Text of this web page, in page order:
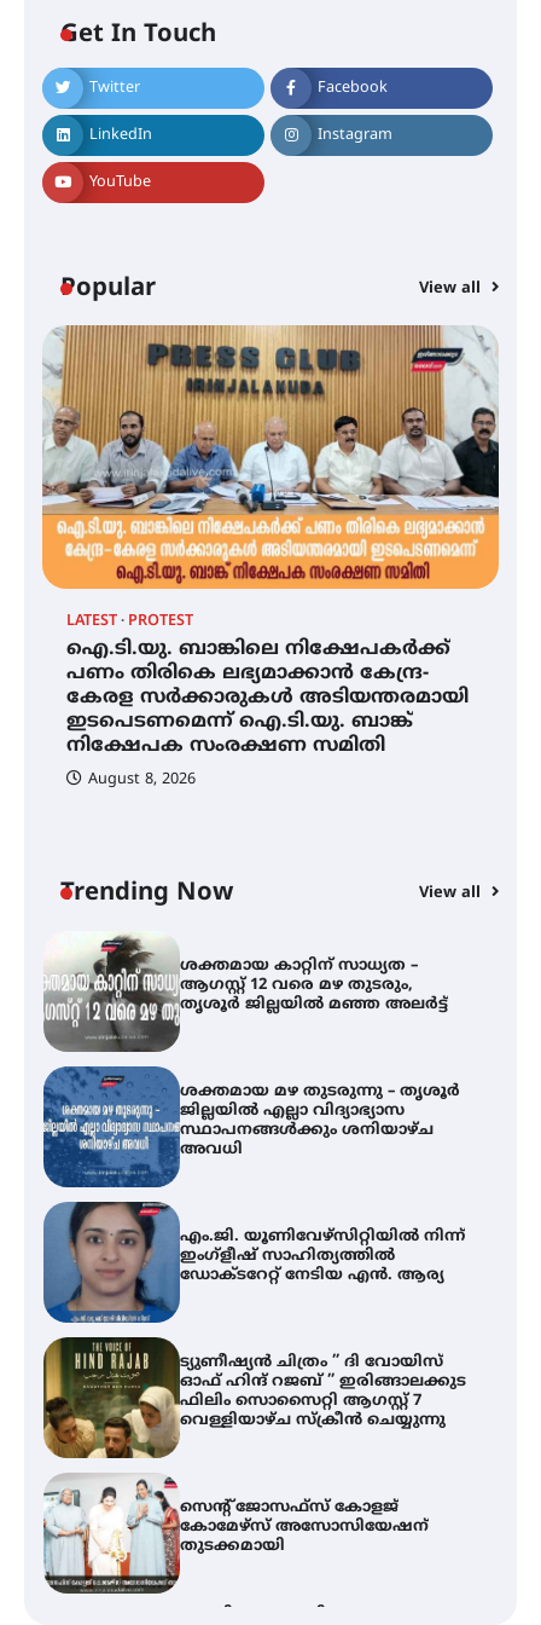
Get In Touch
Twitter Facebook
LinkedIn Instagram
YouTube
Popular View all
LATEST PROTEST
ഐ.ടി.യു. ബാങ്കിലെ നിക്ഷേപകർക്ക്
പണം തിരികെ ലഭ്യമാക്കാൻ കേന്ദ്ര-
കേരള സർക്കാരുകൾ അടിയന്തരമായി
ഇടപെടണമെന്ന് ഐ.ടി.യു. ബാങ്ക്
നിക്ഷേപക സംരക്ഷണ സമിതി
August 8, 2026
Trending Now View all
ശക്തമായ കാറ്റിന് സാധ്യത –
ആഗസ്റ്റ് 12 വരെ മഴ തുടരും,
തൃശൂർ ജില്ലയിൽ മഞ്ഞ അലർട്ട്
ശക്തമായ മഴ തുടരുന്നു – തൃശൂർ
അവധി
എം.ജി. യൂണിവേഴ്‌സിറ്റിയിൽ നിന്ന്
ഇംഗ്ളീഷ് സാഹിത്യത്തിൽ
ഡോക്ടറേറ്റ് നേടിയ എൻ. ആര്യ
ട്യുണീഷ്യൻ ചിത്രം ” ദി വോയിസ്
ഓഫ് ഹിന്ദ് റജബ് ” ഇരിങ്ങാലക്കുട
ഫിലിം സൊസൈറ്റി ആഗസ്റ്റ് 7
വെള്ളിയാഴ്ച സ്‌ക്രീൻ ചെയ്യുന്നു
സെന്റ് ജോസഫ്സ് കോളജ്
കോമേഴ്‌സ് അസോസിയേഷന്
തുടക്കമായി
ഇടപെടണമെന്ന് ഐ.ടി.യു. ബാങ്ക്
നിക്ഷേപക സംരക്ഷണ സമിതി
ശക്തമായ കാറ്റിന് സാധ്യത –
ആഗസ്റ്റ് 12 വരെ മഴ തുടരും,
തൃശൂർ ജില്ലയിൽ മഞ്ഞ അലർട്ട്
ശക്തമായ മഴ തുടരുന്നു – തൃശൂർ
ജില്ലയിൽ എല്ലാ വിദ്യാഭ്യാസ
സ്ഥാപനങ്ങൾക്കും ശനിയാഴ്ച
അവധി
എം.ജി. യൂണിവേഴ്‌സിറ്റിയിൽ നിന്ന്
ഇംഗ്ളീഷ് സാഹിത്യത്തിൽ
ഡോക്ടറേറ്റ് നേടിയ എൻ. ആര്യ
ട്യുണീഷ്യൻ ചിത്രം ” ദി വോയിസ്
ഓഫ് ഹിന്ദ് റജബ് ” ഇരിങ്ങാലക്കുട
ഫിലിം സൊസൈറ്റി ആഗസ്റ്റ് 7
വെള്ളിയാഴ്ച സ്‌ക്രീൻ ചെയ്യുന്നു
സെന്റ് ജോസഫ്സ് കോളജ്
കോമേഴ്‌സ് അസോസിയേഷന്
തുടക്കമായി